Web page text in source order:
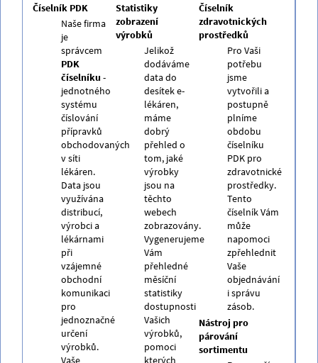
Číselník PDK
Naše firma
je
správcem
PDK
číselníku -
jednotného
systému
číslování
přípravků
obchodovaných
v síti
lékáren.
Data jsou
využívána
distribucí,
výrobci a
lékárnami
při
vzájemné
obchodní
komunikaci
pro
jednoznačné
určení
výrobků.
Vaše
Statistiky
zobrazení
výrobků
Jelikož
dodáváme
data do
desítek e-
lékáren,
máme
dobrý
přehled o
tom, jaké
výrobky
jsou na
těchto
webech
zobrazovány.
Vygenerujeme
Vám
přehledné
měsíční
statistiky
dostupnosti
Vašich
výrobků,
pomoci
kterých
Číselník
zdravotnických
prostředků
Pro Vaši
potřebu
jsme
vytvořili a
postupně
plníme
obdobu
číselníku
PDK pro
zdravotnické
prostředky.
Tento
číselník Vám
může
napomoci
zpřehlednit
Vaše
objednávání
i správu
zásob.
Nástroj pro
párování
sortimentu